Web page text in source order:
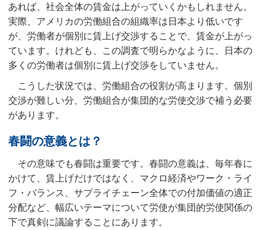
あれば、社会全体の賃金は上がっていくかもしれません。
実際、アメリカの労働組合の組織率は日本より低いです
が、労働者が個別に賃上げ交渉することで、賃金が上がっ
ています。けれども、この調査で明らかなように、日本の
多くの労働者は個別に賃上げ交渉をしていません。
こうした状況では、労働組合の役割が高まります。個別
交渉が難しい分、労働組合が集団的な労使交渉で補う必要
があります。
春闘の意義とは？
その意味でも春闘は重要です。春闘の意義は、毎年春に
かけて、賃上げだけではなく、マクロ経済やワーク・ライ
フ・バランス、サプライチェーン全体での付加価値の適正
分配など、幅広いテーマについて労使が集団的労使関係の
下で真剣に議論することにあります。